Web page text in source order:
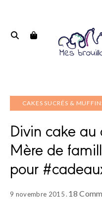
CAKES SUCRÉS &
Divin cake
Mère de
pour
9 novembre 2015 18